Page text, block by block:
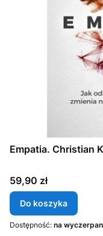
Empatia.
Cena
59,90 zł
Do koszyka
Dostępność: na